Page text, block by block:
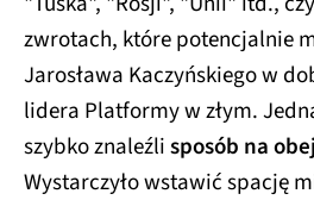
zwrotach, które potencjalnie
Jarosława Kaczyńskiego w
lidera Platformy w złym.
szybko znaleźlisposób na
Wystarczyło wstawić spację